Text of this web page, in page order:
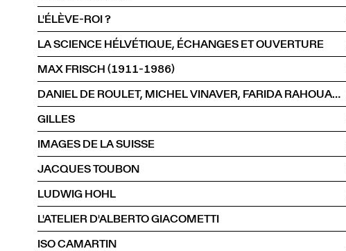
L'ÉLÈVE-ROI ?
LA SCIENCE HÉLVÉTIQUE, ÉCHANGES ET OUVERTURE
MAX FRISCH (1911-1986)
DANIEL DE ROULET, MICHEL VINAVER, FARIDA RAHOUADJ
GILLES
IMAGES DE LA SUISSE
JACQUES TOUBON
LUDWIG HOHL
L'ATELIER D'ALBERTO GIACOMETTI
ISO CAMARTIN